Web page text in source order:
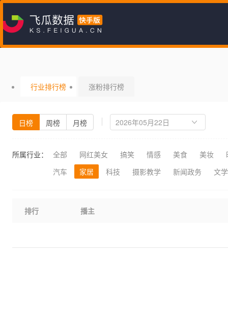
行业排行榜 涨粉排行榜
日榜 周榜 月榜
所属行业： 全部 网红美女 搞笑 情感 美食 美妆
汽车
家居 科技 摄影教学 新闻政务 文
排行 播主